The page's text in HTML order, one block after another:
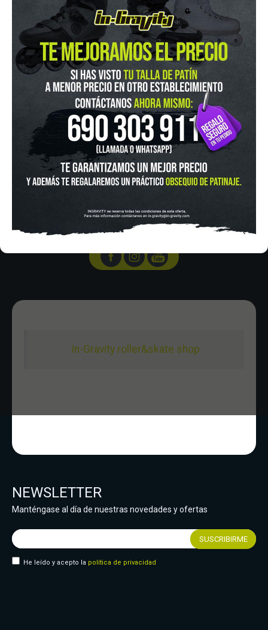
In-Gravity roller&skate shop
IN-GRAVITY MADRID RETIRO
Pza. Mariano de Cavia, 2
Tel.:915 524 553
in-gravity@in-gravity.com
HORARIO
Sabado De 10:00 - 20:30
NEWSLETTER
Manténgase al día de nuestras novedades y ofertas
He leído y acepto la política de privacidad